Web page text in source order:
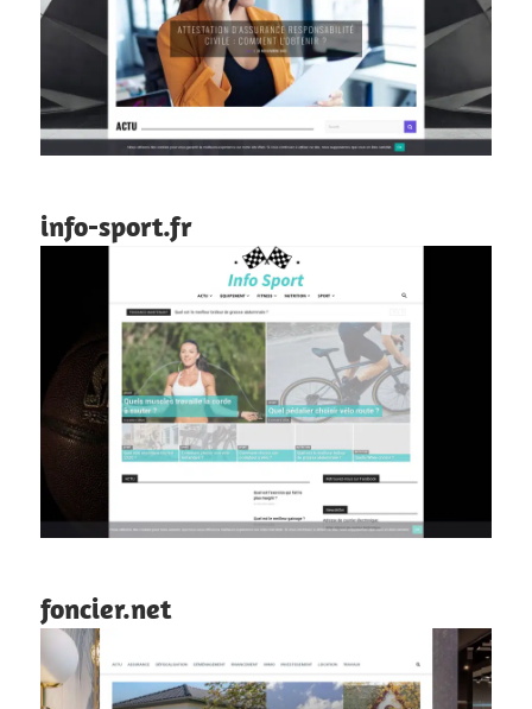
info-sport.fr
foncier.net